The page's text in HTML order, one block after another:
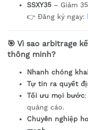
SSXY35 – Giảm
👉 Đăng ký ngay:
🎯 Vì sao arbitrage
thông minh?
Nhanh chóng
Tự tin ra quyết
Tối ưu mọi bước
quảng cáo.
Chuyên nghiệp